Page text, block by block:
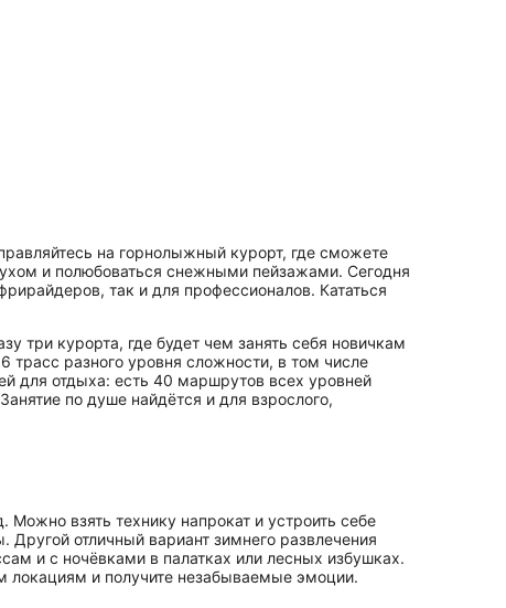
на горнолыжный курорт, где сможете
и полюбоваться снежными пейзажами. Сегодня
так и для профессионалов. Кататься
три курорта, где будет чем занять себя новичкам
трасс разного уровня сложности, в том числе
для отдыха: есть 40 маршрутов всех уровней
по душе найдётся и для взрослого,
взять технику напрокат и устроить себе
отличный вариант зимнего развлечения
и с ночёвками в палатках или лесных избушках.
локациям и получите незабываемые эмоции.